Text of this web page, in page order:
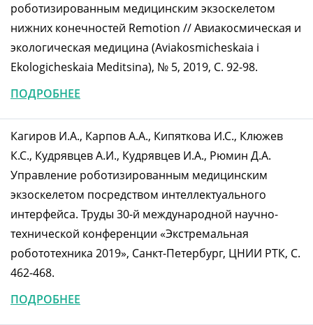
роботизированным медицинским экзоскелетом
нижних конечностей Remotion // Авиакосмическая и
экологическая медицина (Aviakosmicheskaia i
Ekologicheskaia Meditsina), № 5, 2019, C. 92-98.
ПОДРОБНЕЕ
Кагиров И.А., Карпов А.А., Кипяткова И.С., Клюжев
К.С., Кудрявцев А.И., Кудрявцев И.А., Рюмин Д.А.
Управление роботизированным медицинским
экзоскелетом посредством интеллектуального
интерфейса. Труды 30-й международной научно-
технической конференции «Экстремальная
робототехника 2019», Санкт-Петербург, ЦНИИ РТК, С.
462-468.
ПОДРОБНЕЕ